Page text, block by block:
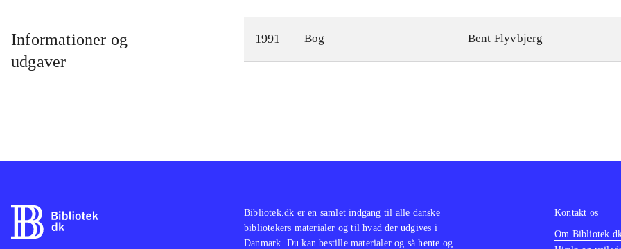
Informationer og
udgaver
1991 Bog Bent Flyvbjerg
Bibliotek.dk er en samlet indgang til alle danske
bibliotekers materialer og til hvad der udgives i
Danmark. Du kan bestille materialer og så hente og
Kontakt os
Om